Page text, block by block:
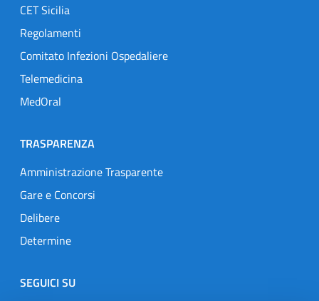
CET Sicilia
Regolamenti
Comitato Infezioni Ospedaliere
Telemedicina
MedOral
TRASPARENZA
Amministrazione Trasparente
Gare e Concorsi
Delibere
Determine
SEGUICI SU